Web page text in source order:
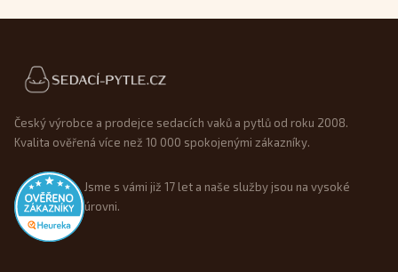
Patička webu
Český výrobce a prodejce sedacích vaků a pytlů od roku 2008.
Kvalita ověřená více než 10 000 spokojenými zákazníky.
Jsme s vámi již 17 let a naše služby jsou na vysoké
úrovni.